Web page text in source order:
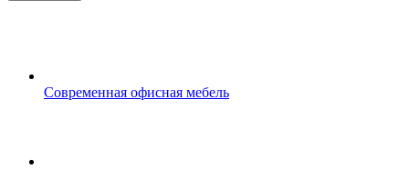
Современная офисная мебель